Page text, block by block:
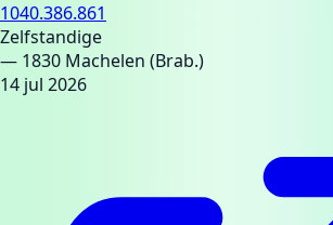
1040.386.861
Zelfstandige
— 1830 Machelen (Brab.)
14 jul 2026